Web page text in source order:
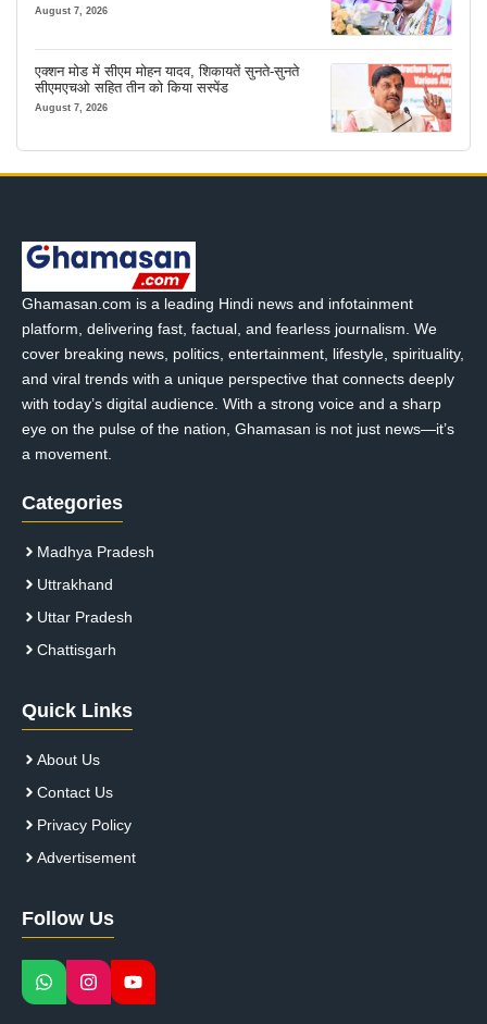
August 7, 2026
एक्शन मोड में सीएम मोहन यादव, शिकायतें सुनते-सुनते
सीएमएचओ सहित तीन को किया सस्पेंड
August 7, 2026
Ghamasan.com is a leading Hindi news and infotainment
platform, delivering fast, factual, and fearless journalism. We
cover breaking news, politics, entertainment, lifestyle, spirituality,
and viral trends with a unique perspective that connects deeply
with today’s digital audience. With a strong voice and a sharp
eye on the pulse of the nation, Ghamasan is not just news—it’s
a movement.
Categories
Madhya Pradesh
Uttrakhand
Uttar Pradesh
Chattisgarh
Quick Links
About Us
Contact Us
Privacy Policy
Advertisement
Follow Us